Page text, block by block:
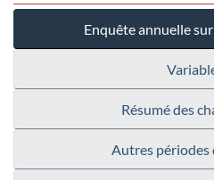
Enquête annuelle
Résumé des
Autres périodes